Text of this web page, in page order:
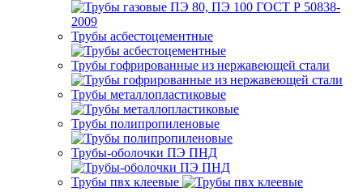
Трубы асбестоцементные
Трубы гофрированные из нержавеющей стали
Трубы металлопластиковые
Трубы полипропиленовые
Трубы-оболочки ПЭ ПНД
Трубы пвх клеевые